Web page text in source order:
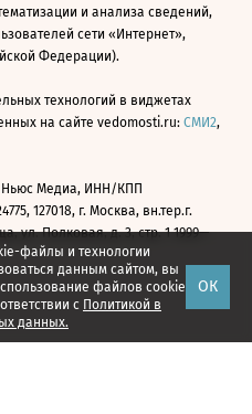
файлы и технологии
данным сайтом, вы
файлов cookie
с Политикой в
данных.
ОК
и анализа сведений,
сети «Интернет»,
Федерации).
технологий в виджетах
на сайте vedomosti.ru: СМИ2,
Медиа, ИНН/КПП
127018, г. Москва, вн.тер.г.
ул. Полковая, д. 3, стр. 1 1999—